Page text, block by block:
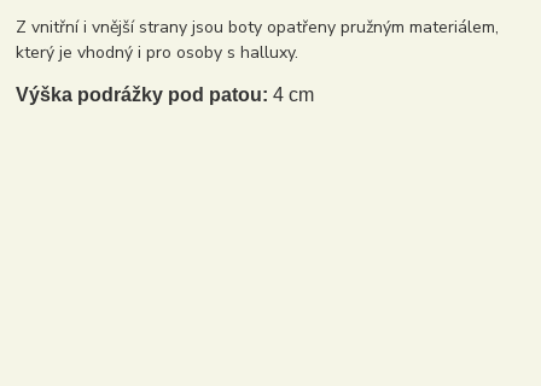
Z vnitřní i vnější strany jsou boty opatřeny pružným materiálem,
který je vhodný i pro osoby s halluxy.
Výška podrážky pod patou: 4 cm